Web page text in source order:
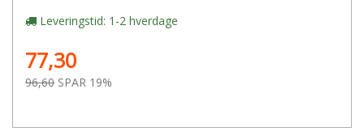
Leveringstid: 1-2 hverdage
77,30
96,60 SPAR 19%